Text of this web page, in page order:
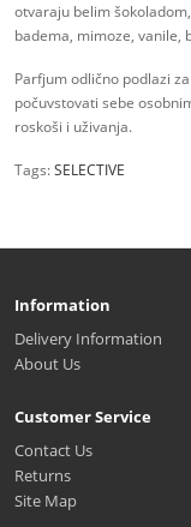
otvaraju belim
badema, mimoze, vanile,
Parfјum odlično podlazi
počuvstovati sebe
rоskоši i uživanja.
Tags:SELECTIVE
Information
Delivery Information
About Us
Customer Service
Contact Us
Returns
Site Map